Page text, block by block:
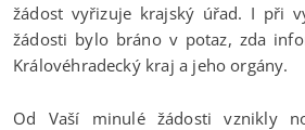
žádost vyřizuje krajský úřad. I při
žádosti bylo bráno v potaz, zda
Královéhradecký kraj a jeho orgány.
Od Vaší minulé žádosti vznikly